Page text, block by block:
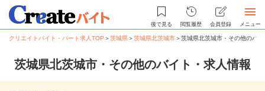
後で見る 閲覧履歴 会員登録 メニュー
クリエイトバイト・パート求人TOP ＞茨城県＞茨城県北茨城市＞茨城県北茨城市・その他のバ
茨城県北茨城市・その他のバイト・求人情報